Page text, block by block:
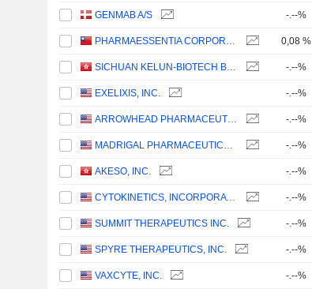
GENMAB A/S -.--%
PHARMAESSENTIA CORPORATION 0,08 %
SICHUAN KELUN-BIOTECH BIOPHARMACEUTICAL CO., LTD. -.--%
EXELIXIS, INC. -.--%
ARROWHEAD PHARMACEUTICALS, INC. -.--%
MADRIGAL PHARMACEUTICALS, INC. -.--%
AKESO, INC. -.--%
CYTOKINETICS, INCORPORATED -.--%
SUMMIT THERAPEUTICS INC. -.--%
SPYRE THERAPEUTICS, INC. -.--%
VAXCYTE, INC. -.--%